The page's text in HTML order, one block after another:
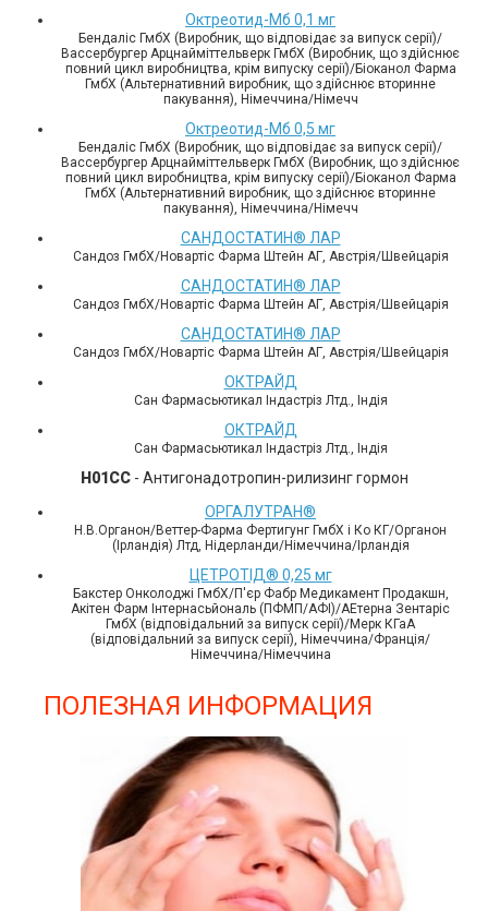
Октреотид-Мб 0,1 мг
Бендаліс ГмбХ (Виробник, що відповідає за випуск серії)/
Вассербургер Арцнайміттельверк ГмбХ (Виробник, що здійснює
повний цикл виробництва, крім випуску серії)/Біоканол Фарма
ГмбХ (Альтернативний виробник, що здійснює вторинне
пакування), Німеччина/Німечч
Октреотид-Мб 0,5 мг
Бендаліс ГмбХ (Виробник, що відповідає за випуск серії)/
Вассербургер Арцнайміттельверк ГмбХ (Виробник, що здійснює
повний цикл виробництва, крім випуску серії)/Біоканол Фарма
ГмбХ (Альтернативний виробник, що здійснює вторинне
пакування), Німеччина/Німечч
САНДОСТАТИН® ЛАР
Сандоз ГмбХ/Новартіс Фарма Штейн АГ, Австрія/Швейцарія
САНДОСТАТИН® ЛАР
Сандоз ГмбХ/Новартіс Фарма Штейн АГ, Австрія/Швейцарія
САНДОСТАТИН® ЛАР
Сандоз ГмбХ/Новартіс Фарма Штейн АГ, Австрія/Швейцарія
ОКТРАЙД
Сан Фармасьютикал Індастріз Лтд., Індія
ОКТРАЙД
Сан Фармасьютикал Індастріз Лтд., Індія
H01CC- Антигонадотропин-рилизинг гормон
ОРГАЛУТРАН®
Н.В.Органон/Веттер-Фарма Фертигунг ГмбХ і Ко КГ/Органон
(Ірландія) Лтд, Нідерланди/Німеччина/Ірландія
ЦЕТРОТІД® 0,25 мг
Бакстер Онколоджі ГмбХ/П'єр Фабр Медикамент Продакшн,
Акітен Фарм Інтернасьйональ (ПФМП/АФІ)/АЕтерна Зентаріс
ГмбХ (відповідальний за випуск серії)/Мерк КГаА
(відповідальний за випуск серії), Німеччина/Франція/
Німеччина/Німеччина
ПОЛЕЗНАЯ ИНФОРМАЦИЯ